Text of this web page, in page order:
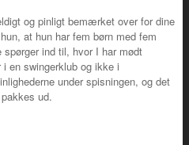
og pinligt bemærket over for dine
at hun har fem børn med fem
ind til, hvor I har mødt
en swingerklub og ikke i
under spisningen, og det
ud.